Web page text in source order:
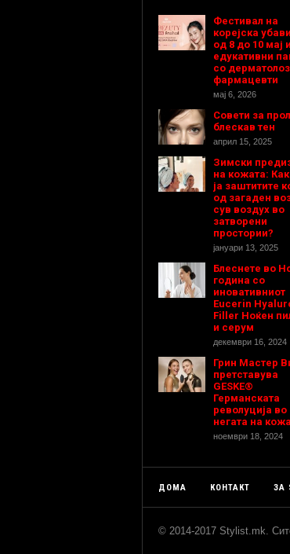
Фестивал на
корејска
од 8 до 10 мај и
едукативни
со
фармацевти
мај 6, 2026
Совети за
блескав тен
април 15, 2025
Зимски
на кожата:
ја заштитите
од загаден
сув воздух во
затворени
простории?
јануари 13, 2025
Блеснете во
година со
иновативниот
Eucerin
Filler Ноќен
и серум
декември 16, 2024
Грин Мастер
претставува
GESKE®
Германската
револуција во
негата на
ноември 18, 2024
ДОМА КОНТАКТ ЗА
© 2014-2017 Stylist.mk.